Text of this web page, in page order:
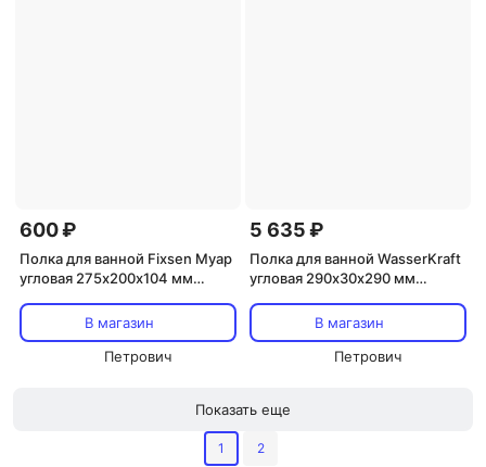
600 ₽
Полка для ванной Fixsen Муар
угловая 275х200х104 мм
В магазин
Петрович
5 635 ₽
Полка для ванной WasserKraft
угловая 290х30х290 мм
В магазин
Петрович
Показать еще
1 2